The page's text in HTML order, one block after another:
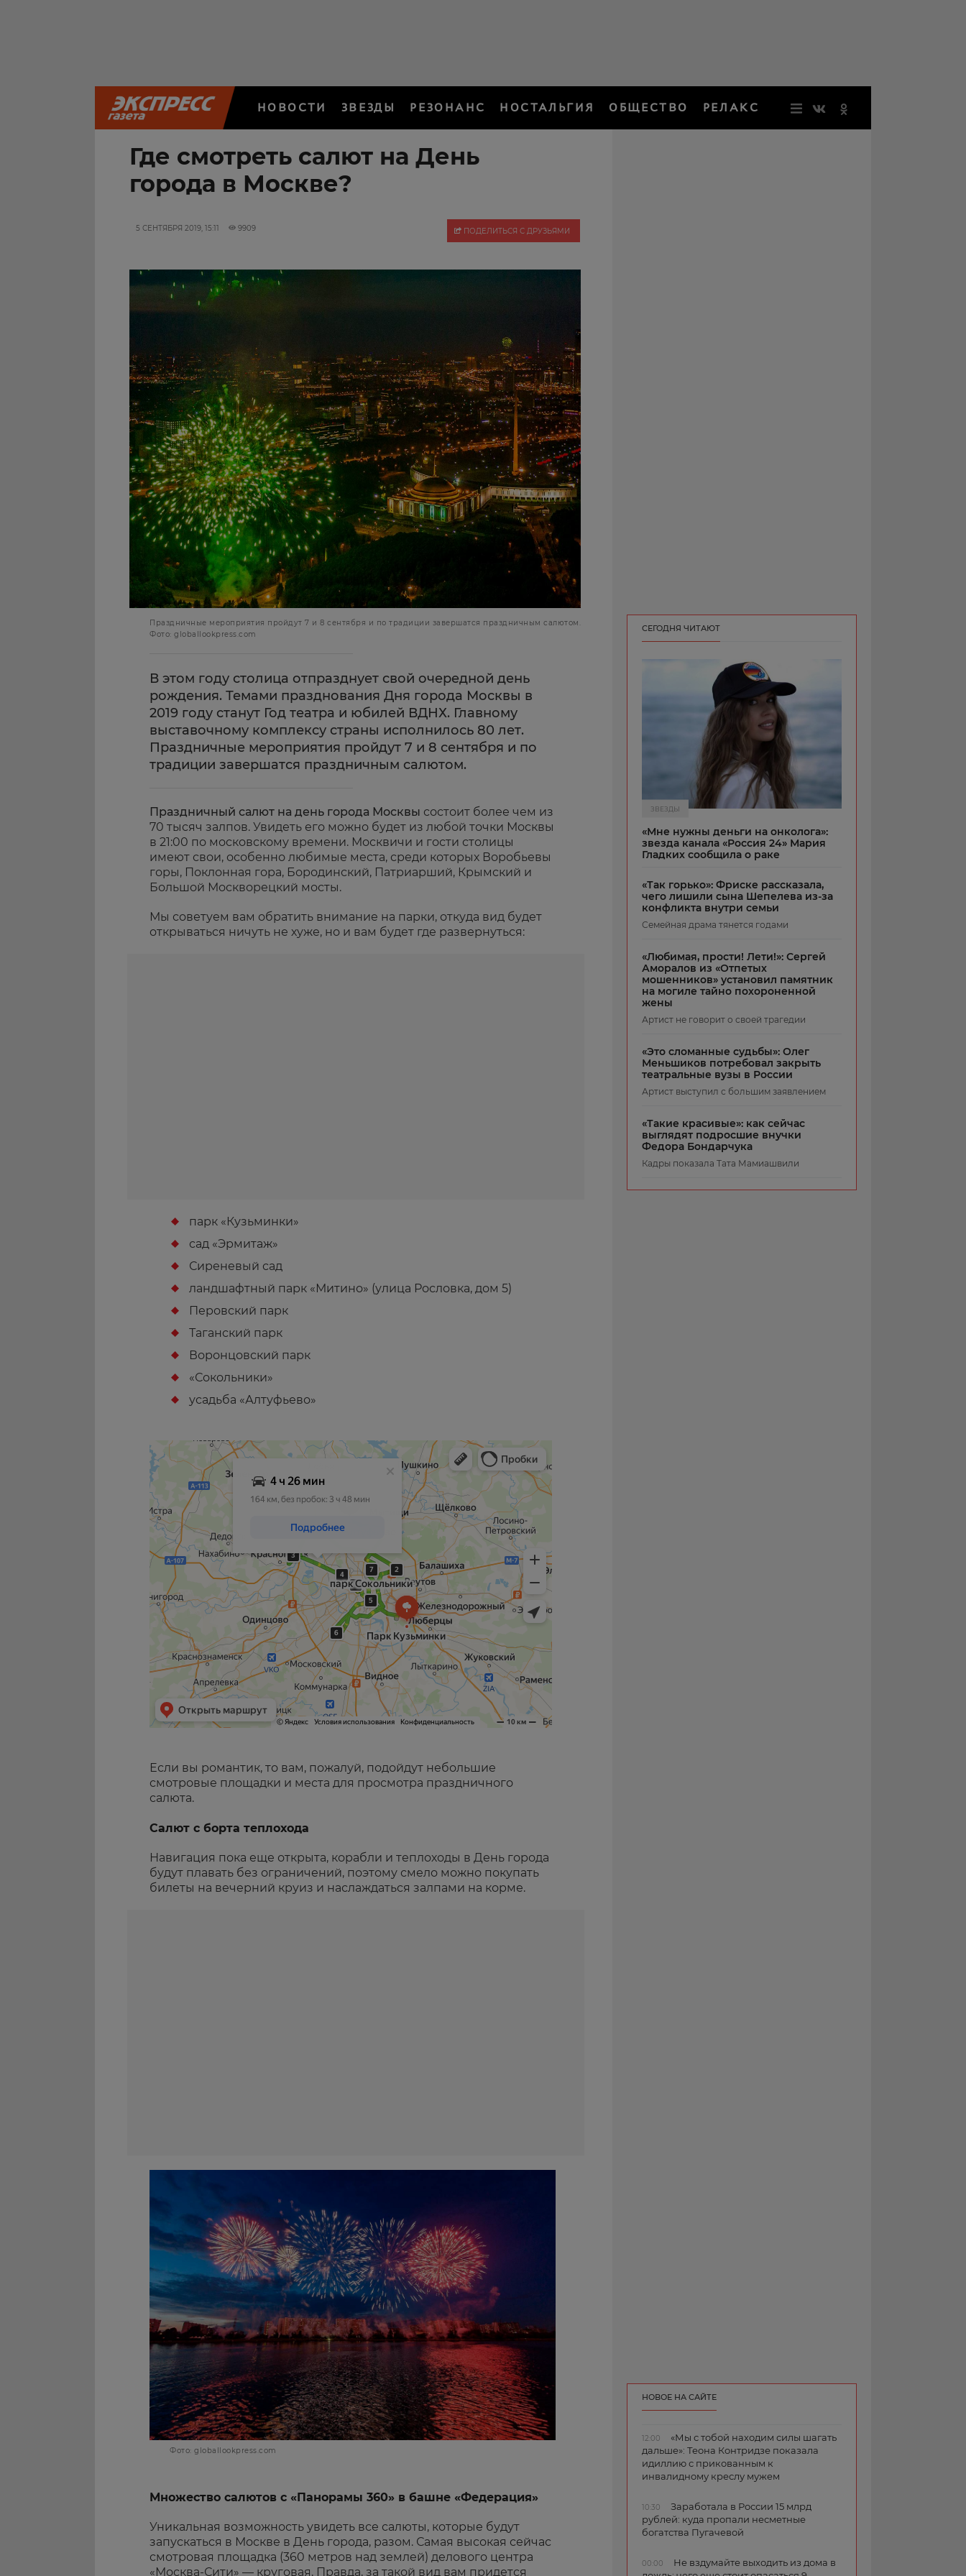
НОВОСТИ ЗВЕЗДЫ РЕЗОНАНС НОСТАЛЬГИЯ ОБЩЕСТВО РЕЛАКС
Где смотреть салют на День
города в Москве?
5 СЕНТЯБРЯ 2019, 15:11 9909 ПОДЕЛИТЬСЯ С ДРУЗЬЯМИ
Праздничные мероприятия пройдут 7 и 8 сентября и по традиции завершатся праздничным салютом.
Фото: globallookpress.com
В этом году столица отпразднует свой очередной день
рождения. Темами празднования Дня города Москвы в
2019 году станут Год театра и юбилей ВДНХ. Главному
выставочному комплексу страны исполнилось 80 лет.
Праздничные мероприятия пройдут 7 и 8 сентября и по
традиции завершатся праздничным салютом.
Праздничный салют на день города Москвы состоит более чем из
70 тысяч залпов. Увидеть его можно будет из любой точки Москвы
в 21:00 по московскому времени. Москвичи и гости столицы
имеют свои, особенно любимые места, среди которых Воробьевы
горы, Поклонная гора, Бородинский, Патриарший, Крымский и
Большой Москворецкий мосты.
Мы советуем вам обратить внимание на парки, откуда вид будет
открываться ничуть не хуже, но и вам будет где развернуться:
парк «Кузьминки»
сад «Эрмитаж»
Сиреневый сад
ландшафтный парк «Митино» (улица Рословка, дом 5)
Перовский парк
Таганский парк
Воронцовский парк
«Сокольники»
усадьба «Алтуфьево»
Если вы романтик, то вам, пожалуй, подойдут небольшие
смотровые площадки и места для просмотра праздничного
салюта.
Салют с борта теплохода
Навигация пока еще открыта, корабли и теплоходы в День города
будут плавать без ограничений, поэтому смело можно покупать
билеты на вечерний круиз и наслаждаться залпами на корме.
Фото: globallookpress.com
Множество салютов с «Панорамы 360» в башне «Федерация»
Уникальная возможность увидеть все салюты, которые будут
запускаться в Москве в День города, разом. Самая высокая сейчас
смотровая площадка (360 метров над землей) делового центра
«Москва-Сити» — круговая. Правда, за такой вид вам придется
СЕГОДНЯ ЧИТАЮТ
ЗВЕЗДЫ
«Мне нужны деньги на онколога»:
звезда канала «Россия 24» Мария
Гладких сообщила о раке
«Так горько»: Фриске рассказала,
чего лишили сына Шепелева из-за
конфликта внутри семьи
Семейная драма тянется годами
«Любимая, прости! Лети!»: Сергей
Аморалов из «Отпетых
мошенников» установил памятник
на могиле тайно похороненной
жены
Артист не говорит о своей трагедии
«Это сломанные судьбы»: Олег
Меньшиков потребовал закрыть
театральные вузы в России
Артист выступил с большим заявлением
«Такие красивые»: как сейчас
выглядят подросшие внучки
Федора Бондарчука
Кадры показала Тата Мамиашвили
НОВОЕ НА САЙТЕ
12:00
«Мы с тобой находим силы шагать
дальше»: Теона Контридзе показала
идиллию с прикованным к
инвалидному креслу мужем
10:30
Заработала в России 15 млрд
рублей: куда пропали несметные
богатства Пугачевой
00:00
Не вздумайте выходить из дома в